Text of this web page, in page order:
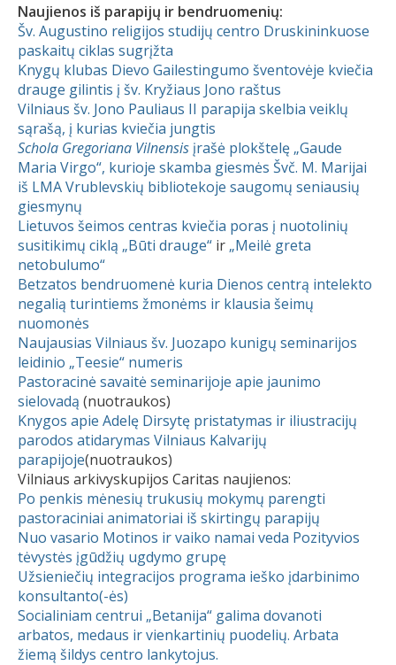
Naujienos iš parapijų ir bendruomenių:
Šv. Augustino religijos studijų centro Druskininkuose
paskaitų ciklas sugrįžta
Knygų klubas Dievo Gailestingumo šventovėje kviečia
drauge gilintis į šv. Kryžiaus Jono raštus
Vilniaus šv. Jono Pauliaus II parapija skelbia veiklų
sąrašą, į kurias kviečia jungtis
Schola Gregoriana Vilnensis įrašė plokštelę „Gaude
Maria Virgo“, kurioje skamba giesmės Švč. M. Marijai
iš LMA Vrublevskių bibliotekoje saugomų seniausių
giesmynų
Lietuvos šeimos centras kviečia poras į nuotolinių
susitikimų ciklą „Būti drauge“ ir „Meilė greta
netobulumo“
Betzatos bendruomenė kuria Dienos centrą intelekto
negalią turintiems žmonėms ir klausia šeimų
nuomonės
Naujausias Vilniaus šv. Juozapo kunigų seminarijos
leidinio „Teesie“ numeris
Pastoracinė savaitė seminarijoje apie jaunimo
sielovadą (nuotraukos)
Knygos apie Adelę Dirsytę pristatymas ir iliustracijų
parodos atidarymas Vilniaus Kalvarijų
parapijoje(nuotraukos)
Vilniaus arkivyskupijos Caritas naujienos:
Po penkis mėnesių trukusių mokymų parengti
pastoraciniai animatoriai iš skirtingų parapijų
Nuo vasario Motinos ir vaiko namai veda Pozityvios
tėvystės įgūdžių ugdymo grupę
Užsieniečių integracijos programa ieško įdarbinimo
konsultanto(-ės)
Socialiniam centrui „Betanija“ galima dovanoti
arbatos, medaus ir vienkartinių puodelių. Arbata
žiemą šildys centro lankytojus.